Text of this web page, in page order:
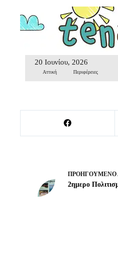
20 Ιουνίου, 2026
Αττική Περιφέρειες
ΠΡΟΗΓΟΎΜΕΝΟ
2ημερο